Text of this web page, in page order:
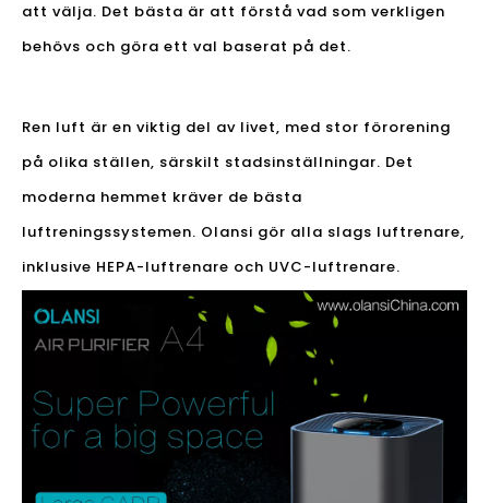
att välja. Det bästa är att förstå vad som verkligen
behövs och göra ett val baserat på det.
Ren luft är en viktig del av livet, med stor förorening
på olika ställen, särskilt stadsinställningar. Det
moderna hemmet kräver de bästa
luftreningssystemen. Olansi gör alla slags luftrenare,
inklusive HEPA-luftrenare och UVC-luftrenare.